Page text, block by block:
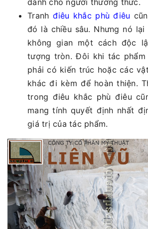
dành cho người thưởng thức.
Tranh điêu khắc phù điêu
đó là chiều sâu. Nhưng nó
không gian một cách độc
tượng tròn. Đôi khi tác
phải có kiến trúc hoặc các
khác đi kèm để hoàn thiện.
trong điêu khắc phù điêu
mang tính quyết định nhất
giá trị của tác phẩm.